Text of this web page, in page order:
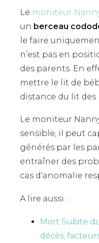
Le moniteur
un berceau
le faire
n’est pas en
des parents. En
mettre le lit de
distance du lit des
Le moniteur
sensible, il peut
générés par les
entraîner des
cas d'anomalie
A lire aussi :
Mort Subite
décès,